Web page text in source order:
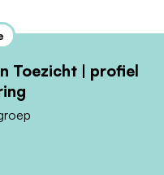
Toezicht | profiel